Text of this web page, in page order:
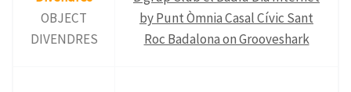
OBJECT
DIVENDRES
by Punt Òmnia Casal Cívic Sant
Roc Badalona on Grooveshark